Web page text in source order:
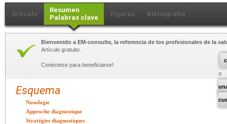
Artículo
Resumen
Palabras clave
Figuras Bibliografía
Bienvenido a EM-consulte, la referencia de los profesionales de la
Artículo gratuito.
Conéctese para beneficiarse!
Esquema
Nosologie
Approche diagnostique
Stratégies diagnostiques